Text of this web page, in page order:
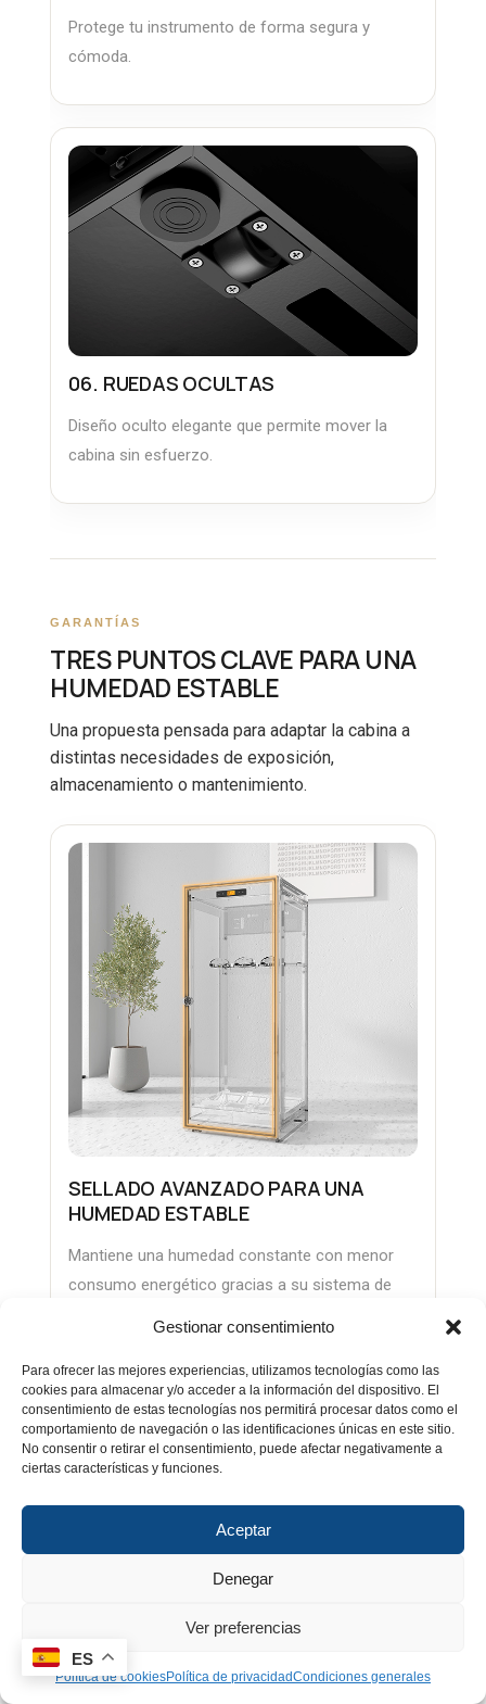
Gestionar consentimiento
Para ofrecer las mejores experiencias, utilizamos tecnologías como las
cookies para almacenar y/o acceder a la información del dispositivo. El
consentimiento de estas tecnologías nos permitirá procesar datos como el
comportamiento de navegación o las identificaciones únicas en este sitio.
No consentir o retirar el consentimiento, puede afectar negativamente a
ciertas características y funciones.
Aceptar
Denegar
Ver preferencias
Política de cookiesPolítica de privacidadCondiciones generales
Protege tu instrumento de forma segura y
cómoda.
06. RUEDAS OCULTAS
Diseño oculto elegante que permite mover la
cabina sin esfuerzo.
GARANTÍAS
TRES PUNTOS CLAVE PARA UNA
HUMEDAD ESTABLE
Una propuesta pensada para adaptar la cabina a
distintas necesidades de exposición,
almacenamiento o mantenimiento.
SELLADO AVANZADO PARA UNA
HUMEDAD ESTABLE
Mantiene una humedad constante con menor
consumo energético gracias a su sistema de
ES